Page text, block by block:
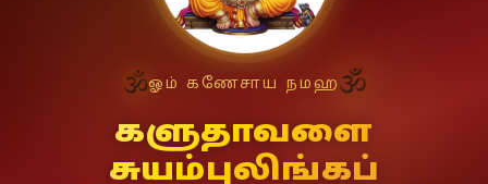
🕉ஓம் கணேசாய நமஹ🕉
களுதாவளை
சுயம்புலிங்கப்